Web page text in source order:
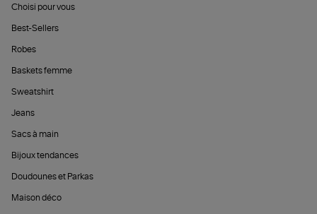
Choisi pour vous
Best-Sellers
Robes
Baskets femme
Sweatshirt
Jeans
Sacs à main
Bijoux tendances
Doudounes et Parkas
Maison déco